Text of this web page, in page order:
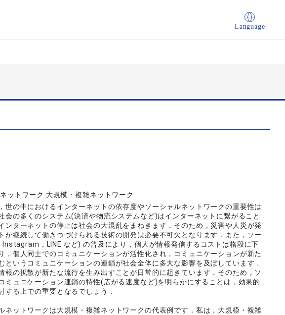
Language
ットワーク 大規模・複雑ネットワーク
世の中におけるインターネットの依存度やソーシャルネットワークの重要性は
会の多くのシステム(決済や物流システムなど)はインターネットに繋がること
ンターネットの停止は社会の大混乱をまねきます．そのため，災害や人災が発
が継続して働きつづけられる技術の開発は必要不可欠となります．また，ソー
，LINE など) の普及により，個人が情報発信するコストは格段に下
，個人同士でのコミュニケーションが活性化され，コミュニケーションが新た
というコミュニケーションの連鎖が社会全体に多大な影響を及ぼしています．
報の拡散が新たな流行を生み出すことが日常的に起きています．そのため，ソ
ミュニケーション連鎖の特性(広がる速度など)を明らかにすることは，効果的
する上での重要となるでしょう．
ネットワークは大規模・複雑ネットワークの代表例です．私は，大規模・複雑